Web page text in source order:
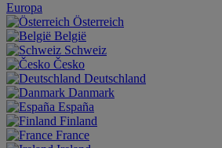
Europa
Österreich
België
Schweiz
Česko
Deutschland
Danmark
España
Finland
France